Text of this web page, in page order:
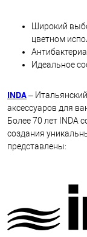
Широкий
цветном
Идеальное
INDA–
аксессуаров для
Более 70 лет INDA
создания
представлены: